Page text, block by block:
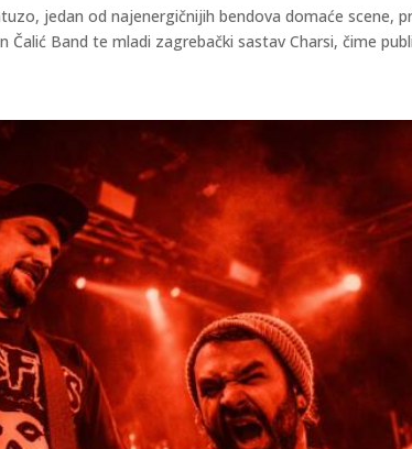
jedan od najenergičnijih bendova domaće scene,
Čalić Band te mladi zagrebački sastav Charsi, čime